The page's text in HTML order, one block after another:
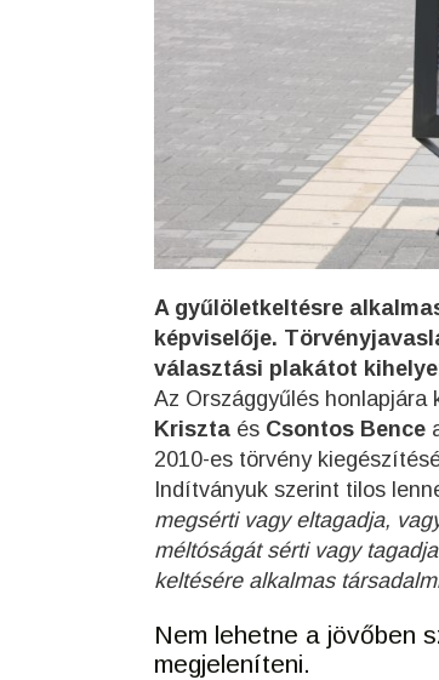
A gyűlöletkeltésre
képviselője.
választási plakátot
Az Országgyűlés
Kriszta és Csontos Bence
2010-es törvény
Indítványuk szerint tilos
megsérti vagy eltagadja,
méltóságát sérti vagy
keltésére alkalmas
Nem lehetne a jövőben
megjeleníteni.